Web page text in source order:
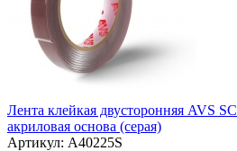
Лента клейкая двусторонняя AVS
акриловая основа (серая)
Артикул: A40225S